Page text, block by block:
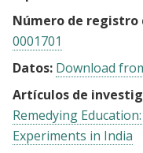
Número de registro
0001701
Datos: Download
Artículos de
Remedying
Experiments in India